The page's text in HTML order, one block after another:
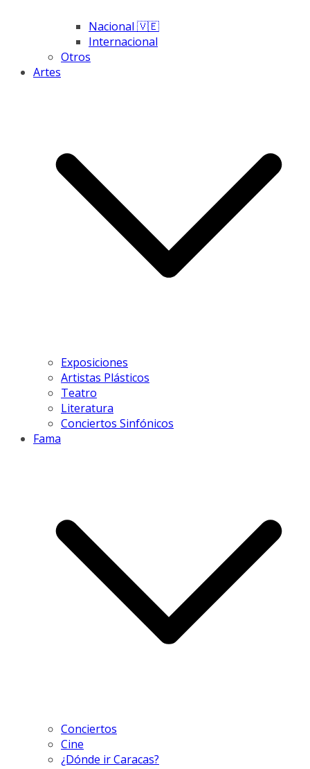
Nacional 🇻🇪
Internacional
Otros
Artes
Exposiciones
Artistas Plásticos
Teatro
Literatura
Conciertos Sinfónicos
Fama
Conciertos
Cine
¿Dónde ir Caracas?